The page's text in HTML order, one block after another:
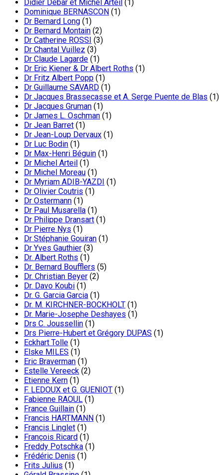
Didier Debar et Michel Arteil (1)
Dominique BERNASCON (1)
Dr Bernard Long (1)
Dr Bernard Montain (2)
Dr Catherine ROSSI (3)
Dr Chantal Vuillez (3)
Dr Claude Lagarde (1)
Dr Eric Kiener & Dr Albert Roths (1)
Dr Fritz Albert Popp (1)
Dr Guillaume SAVARD (1)
Dr Jacques Brassecasse et A. Serge Puente de Blas (1)
Dr Jacques Gruman (1)
Dr James L. Oschman (1)
Dr Jean Barret (1)
Dr Jean-Loup Dervaux (1)
Dr Luc Bodin (1)
Dr Max-Henri Béguin (1)
Dr Michel Arteil (1)
Dr Michel Moreau (1)
Dr Myriam ADIB-YAZDI (1)
Dr Olivier Coutris (1)
Dr Ostermann (1)
Dr Paul Musarella (1)
Dr Philippe Dransart (1)
Dr Pierre Nys (1)
Dr Stéphanie Gouiran (1)
Dr Yves Gauthier (3)
Dr. Albert Roths (1)
Dr. Bernard Boufflers (5)
Dr. Christian Beyer (2)
Dr. Davo Koubi (1)
Dr. G. Garcia Garcia (1)
Dr. M. KIRCHNER-BOCKHOLT (1)
Dr. Marie-Josephe Deshayes (1)
Drs C. Joussellin (1)
Drs Pierre-Hubert et Grégory DUPAS (1)
Eckhart Tolle (1)
Elske MILES (1)
Eric Braverman (1)
Estelle Vereeck (2)
Etienne Kern (1)
F. LEDOUX et G. GUENIOT (1)
Fabienne RAOUL (1)
France Guillain (1)
Francis HARTMANN (1)
Francis Linglet (1)
François Ricard (1)
Freddy Potschka (1)
Frédéric Denis (1)
Frits Julius (1)